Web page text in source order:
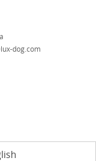
dog.com